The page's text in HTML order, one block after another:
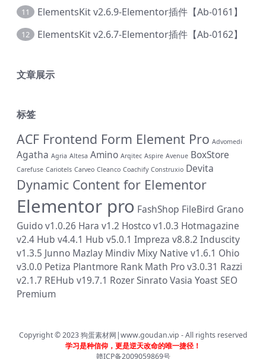
11 ElementsKit v2.6.9-Elementor插件【Ab-0161】
12 ElementsKit v2.6.7-Elementor插件【Ab-0162】
文章展示
标签
ACF Frontend Form Element Pro Advomedi
Agatha Agria Altesa Amino Arqitec Aspire Avenue BoxStore
Carefuse Cariotels Carveo Cleanco Coachify Construxio Devita
Dynamic Content for Elementor
Elementor pro FashShop FileBird Grano
Guido v1.0.26 Hara v1.2 Hostco v1.0.3 Hotmagazine
v2.4 Hub v4.4.1 Hub v5.0.1 Impreza v8.8.2 Induscity
v1.3.5 Junno Mazlay Mindiv Mixy Native v1.6.1 Ohio
v3.0.0 Petiza Plantmore Rank Math Pro v3.0.31 Razzi
v2.1.7 REHub v19.7.1 RozerSinratoVasia Yoast SEO
Premium
Copyright © 2023狗蛋素材网|www.goudan.vip - All rights reserved
学习是种信仰，更是逆天改命的唯一捷径！
赣ICP备2009059869号